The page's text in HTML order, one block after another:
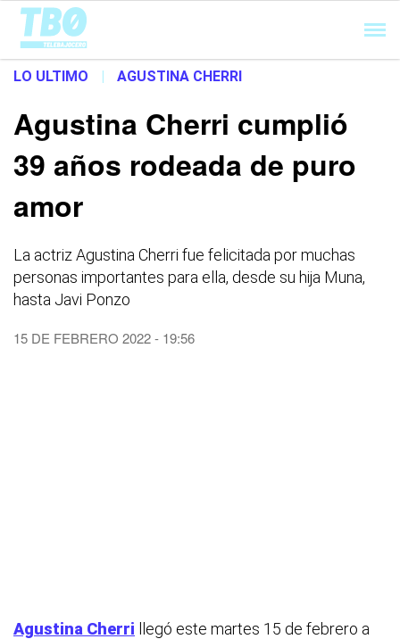
Cargando...
LO ULTIMO | AGUSTINA CHERRI
Agustina Cherri cumplió
39 años rodeada de puro
amor
La actriz Agustina Cherri fue felicitada por muchas
personas importantes para ella, desde su hija Muna,
hasta Javi Ponzo
15 DE FEBRERO 2022 - 19:56
Agustina Cherri llegó este martes 15 de febrero a